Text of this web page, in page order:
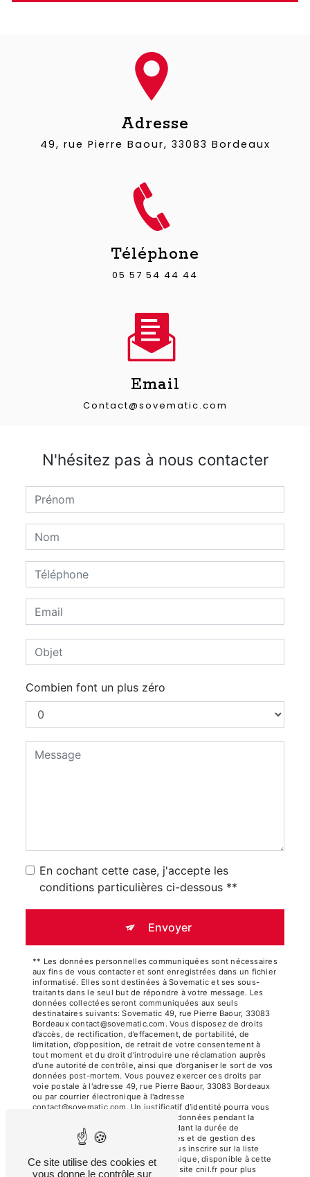
Adresse
49, rue Pierre Baour, 33083 Bordeaux
Téléphone
05 57 54 44 44
Email
contact@sovematic.com
N'hésitez pas à nous contacter
Combien font un plus zéro
En cochant cette case, j'accepte les
conditions particulières ci-dessous **
Envoyer
** Les données personnelles communiquées sont nécessaires
aux fins de vous contacter et sont enregistrées dans un fichier
informatisé. Elles sont destinées à Sovematic et ses sous-
traitants dans le seul but de répondre à votre message. Les
données collectées seront communiquées aux seuls
destinataires suivants: Sovematic 49, rue Pierre Baour, 33083
Bordeaux contact@sovematic.com. Vous disposez de droits
d’accès, de rectification, d’effacement, de portabilité, de
limitation, d’opposition, de retrait de votre consentement à
tout moment et du droit d’introduire une réclamation auprès
d’une autorité de contrôle, ainsi que d’organiser le sort de vos
données post-mortem. Vous pouvez exercer ces droits par
voie postale à l'adresse 49, rue Pierre Baour, 33083 Bordeaux
ou par courrier électronique à l'adresse
contact@sovematic.com. Un justificatif d'identité pourra vous
être demandé. Nous conservons vos données pendant la
période de prise de contact puis pendant la durée de
prescription légale aux fins probatoires et de gestion des
contentieux. Vous avez le droit de vous inscrire sur la liste
d'opposition au démarchage téléphonique, disponible à cette
adresse:
Bloctel.gouv.fr. Consultez le site cnil.fr pour plus
Ce site utilise des cookies et
vous donne le contrôle sur